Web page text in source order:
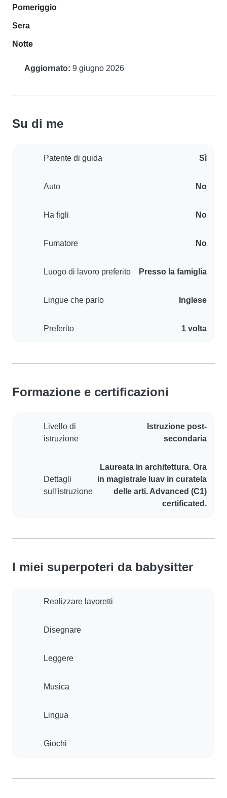
Pomeriggio
Sera
Notte
Aggiornato: 9 giugno 2026
Su di me
Patente di guida Sì
Auto No
Ha figli No
Fumatore No
Luogo di lavoro preferito Presso la famiglia
Lingue che parlo Inglese
Preferito 1 volta
Formazione e certificazioni
Livello di
istruzione
Istruzione post-
secondaria
Dettagli
sull'istruzione
Laureata in architettura. Ora
in magistrale Iuav in curatela
delle arti. Advanced (C1)
certificated.
I miei superpoteri da babysitter
Realizzare lavoretti
Disegnare
Leggere
Musica
Lingua
Giochi